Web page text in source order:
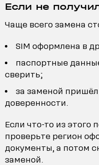
Если не
Чаще всего замена
SIM оформлена в
паспортные
сверить;
за заменой
доверенности.
Если что-то из этого
проверьте регион
документы, а потом
заменой.